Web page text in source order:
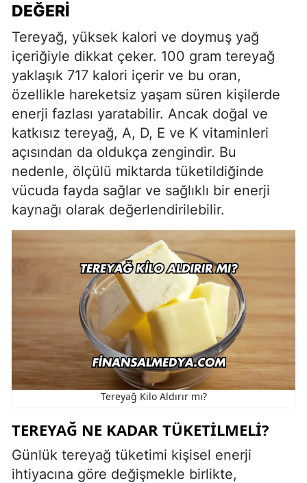
DEĞERI
Tereyağ, yüksek kalori ve doymuş yağ
içeriğiyle dikkat çeker. 100 gram tereyağ
yaklaşık 717 kalori içerir ve bu oran,
özellikle hareketsiz yaşam süren kişilerde
enerji fazlası yaratabilir. Ancak doğal ve
katkısız tereyağ, A, D, E ve K vitaminleri
açısından da oldukça zengindir. Bu
nedenle, ölçülü miktarda tüketildiğinde
vücuda fayda sağlar ve sağlıklı bir enerji
kaynağı olarak değerlendirilebilir.
Tereyağ Kilo Aldırır mı?
TEREYAĞ NE KADAR TÜKETILMELI?
Günlük tereyağ tüketimi kişisel enerji
ihtiyacına göre değişmekle birlikte,